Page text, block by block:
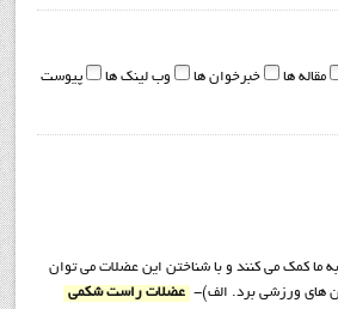
مقاله ها خبرخوان ها وب لینک ها
پیوست
ما کمک می کنند و با شناختن این عضلات می توان
های ورزشی برد. الف)-
عضلات راست شکمی